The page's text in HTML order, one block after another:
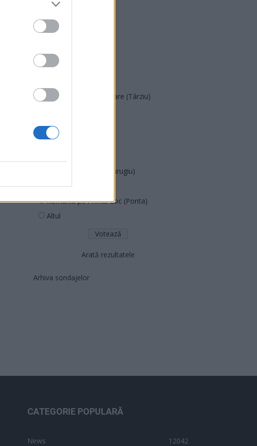
PNȚMM
REPER
POT (Gavrilă)
Acțiunea Conservatoare (Târziu)
PUSL (D. Voiculescu)
PNȚCD (Pavelescu)
Partidul Patrioților (Surugiu)
FAR (Coarnă)
România pe Primul Loc (Ponta)
Altul
Arată rezultatele
Arhiva sondajelor
CATEGORIE POPULARĂ
News 12042